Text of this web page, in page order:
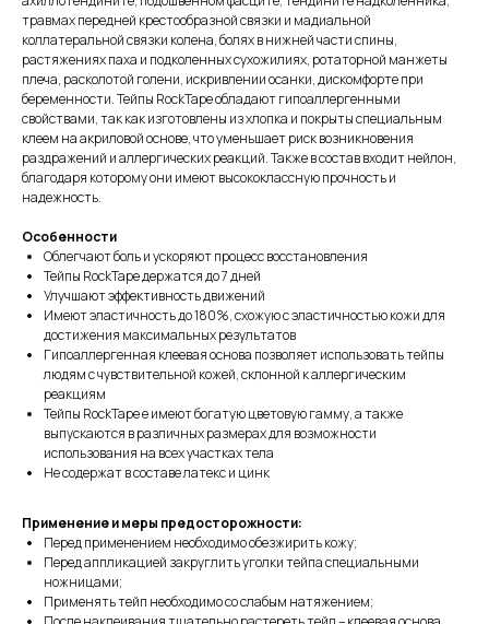
травмах передней крестообразной связки и мадиальной
коллатеральной связки колена, болях в нижней части спины,
растяжениях паха и подколенных сухожилиях, ротаторной манжеты
плеча, расколотой голени, искривлении осанки, дискомфорте при
беременности. Тейпы RockTape обладают гипоаллергенными
свойствами, так как изготовлены из хлопка и покрыты специальным
клеем на акриловой основе, что уменьшает риск возникновения
раздражений и аллергических реакций. Также в состав входит нейлон,
благодаря которому они имеют высококлассную прочность и
надежность.
Особенности
Облегчают боль и ускоряют процесс восстановления
Тейпы RockTape держатся до 7 дней
Улучшают эффективность движений
Имеют эластичность до 180%, схожую с эластичностью кожи для
достижения максимальных результатов
Гипоаллергенная клеевая основа позволяет использовать тейпы
людям с чувствительной кожей, склонной к аллергическим
реакциям
Тейпы RockTape e имеют богатую цветовую гамму, а также
выпускаются в различных размерах для возможности
использования на всех участках тела
Не содержат в составе латекс и цинк
Применение и меры предосторожности:
Перед применением необходимо обезжирить кожу;
Перед аппликацией закруглить уголки тейпа специальными
ножницами;
Применять тейп необходимо со слабым натяжением;